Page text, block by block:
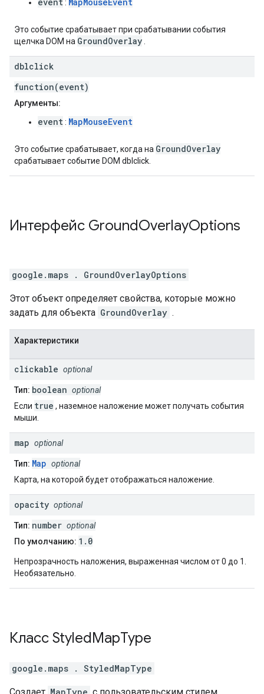
:
Это событие срабатывает при срабатывании события
щелчка DOM на GroundOverlay
dblclick
function(event)
Аргументы:
event: MapMouseEvent
Это событие срабатывает, когда на GroundOverlay
срабатывает событие DOM dblclick.
Интерфейс GroundOverlayOptions
google.maps . GroundOverlayOptions
Этот объект определяет свойства, которые можно
задать для объекта GroundOverlay .
Характеристики
clickable optional
Тип: boolean optional
Если true , наземное наложение может получать события
мыши.
map optional
Тип: Map optional
Карта, на которой будет отображаться наложение.
opacity optional
Тип: number optional
По умолчанию: 1.0
Непрозрачность наложения, выраженная числом от 0 до 1.
Необязательно.
Класс StyledMapType
google.maps . StyledMapType